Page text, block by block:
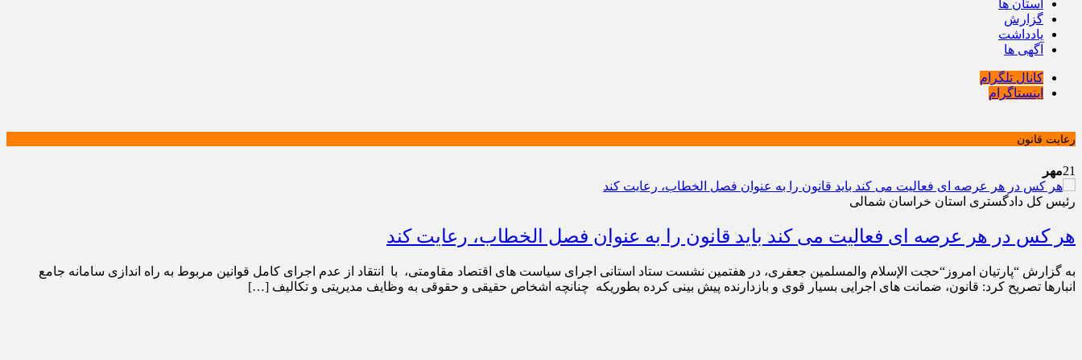
استان ها
گزارش
یادداشت
آگهی ها
کانال تلگرام
اینستاگرام
رعایت قانون
21مهر
رئیس کل دادگستری استان خراسان شمالی
هر کس در هر عرصه ای فعالیت می کند باید قانون را به عنوان فصل الخطاب، رعایت کند
به گزارش “پارتیان امروز“حجت الإسلام والمسلمین جعفری، در هفتمین نشست ستاد استانی اجرای سیاست های اقتصاد مقاومتی، با انتقاد از عدم اجرای کامل قوانین مربوط به راه اندازی سامانه جامع
انبارها تصریح کرد: قانون، ضمانت های اجرایی بسیار قوی و بازدارنده پیش بینی کرده بطوریکه چنانچه اشخاص حقیقی و حقوقی به وظایف مدیریتی و تکالیف […]